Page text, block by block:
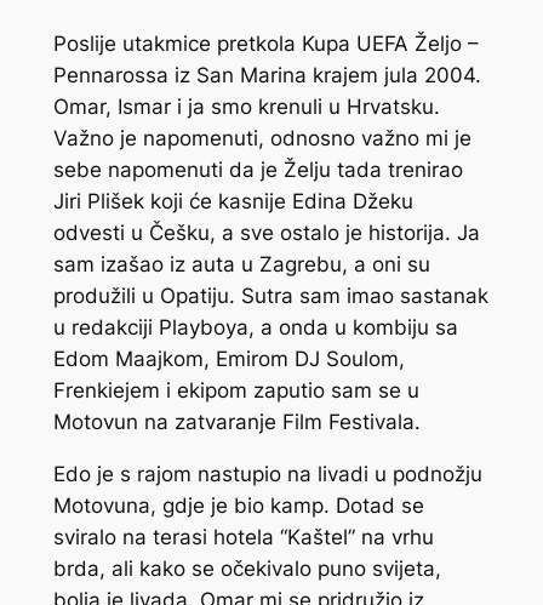
Poslije utakmice pretkola Kupa UEFA Željo –
Pennarossa iz San Marina krajem jula 2004.
Omar, Ismar i ja smo krenuli u Hrvatsku.
Važno je napomenuti, odnosno važno mi je
sebe napomenuti da je Želju tada trenirao
Jiri Plišek koji će kasnije Edina Džeku
odvesti u Češku, a sve ostalo je historija. Ja
sam izašao iz auta u Zagrebu, a oni su
produžili u Opatiju. Sutra sam imao sastanak
u redakciji Playboya, a onda u kombiju sa
Edom Maajkom, Emirom DJ Soulom,
Frenkiejem i ekipom zaputio sam se u
Motovun na zatvaranje Film Festivala.
Edo je s rajom nastupio na livadi u podnožju
Motovuna, gdje je bio kamp. Dotad se
sviralo na terasi hotela “Kaštel” na vrhu
brda, ali kako se očekivalo puno svijeta,